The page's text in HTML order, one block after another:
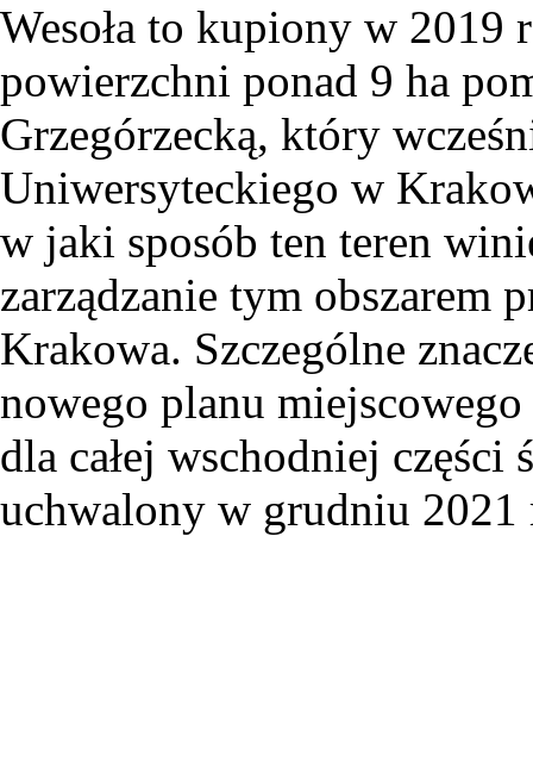
Wesoła to kupiony w 2019
powierzchni ponad 9 ha
Grzegórzecką, który
Uniwersyteckiego w
w jaki sposób ten teren
zarządzanie tym obszarem
Krakowa. Szczególne
nowego planu
dla całej wschodniej części
uchwalony w grudniu 2021